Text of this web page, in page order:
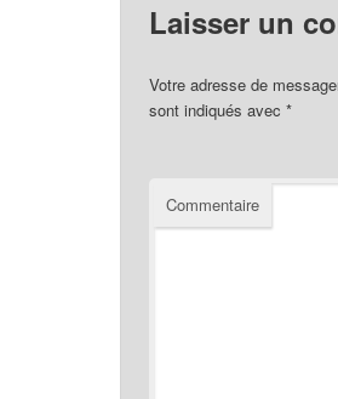
Laisser un
Votre adresse de
sont indiqués avec *
Commentaire